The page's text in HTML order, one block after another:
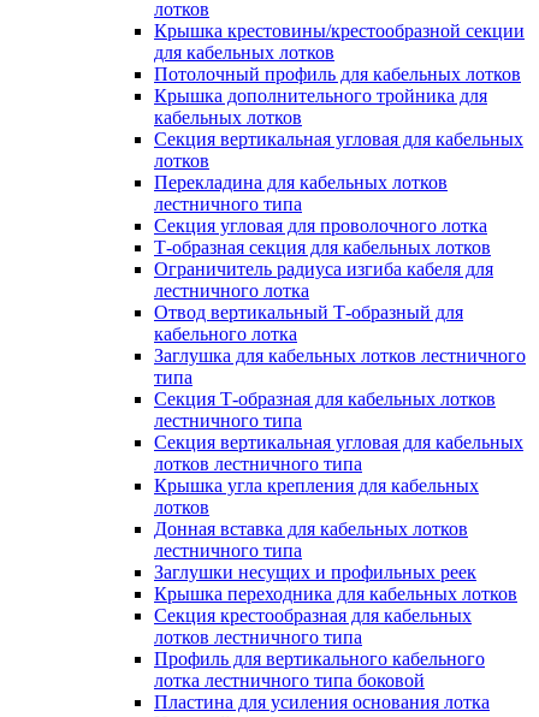
лотков
Крышка крестовины/крестообразной секции
для кабельных лотков
Потолочный профиль для кабельных лотков
Крышка дополнительного тройника для
кабельных лотков
Секция вертикальная угловая для кабельных
лотков
Перекладина для кабельных лотков
лестничного типа
Секция угловая для проволочного лотка
Т-образная секция для кабельных лотков
Ограничитель радиуса изгиба кабеля для
лестничного лотка
Отвод вертикальный Т-образный для
кабельного лотка
Заглушка для кабельных лотков лестничного
типа
Секция Т-образная для кабельных лотков
лестничного типа
Секция вертикальная угловая для кабельных
лотков лестничного типа
Крышка угла крепления для кабельных
лотков
Донная вставка для кабельных лотков
лестничного типа
Заглушки несущих и профильных реек
Крышка переходника для кабельных лотков
Секция крестообразная для кабельных
лотков лестничного типа
Профиль для вертикального кабельного
лотка лестничного типа боковой
Пластина для усиления основания лотка